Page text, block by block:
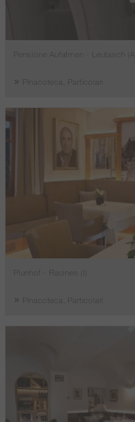
Pensione Aufatmen - Leutasch (A)
Pinacoteca, Particolari
Plunhof - Racines (I)
Pinacoteca, Particolari